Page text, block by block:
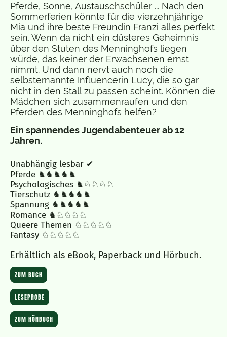
Pferde, Sonne, Austauschschüler ... Nach den
Sommerferien könnte für die vierzehnjährige
Mia und ihre beste Freundin Franzi alles perfekt
sein. Wenn da nicht ein düsteres Geheimnis
über den Stuten des Menninghofs liegen
würde, das keiner der Erwachsenen ernst
nimmt. Und dann nervt auch noch die
selbsternannte Influencerin Lucy, die so gar
nicht in den Stall zu passen scheint. Können die
Mädchen sich zusammenraufen und den
Pferden des Menninghofs helfen?
Ein spannendes Jugendabenteuer ab 12
Jahren.
Unabhängig lesbar ✔
Pferde ♞♞♞♞♞
Psychologisches ♞♘♘♘♘
Tierschutz ♞♞♞♞♞
Spannung ♞♞♞♞♞
Romance ♞♘♘♘♘
Queere Themen ♘♘♘♘♘
Fantasy ♘♘♘♘♘
Erhältlich als eBook, Paperback und Hörbuch.
ZUM BUCH
LESEPROBE
ZUM HÖRBUCH